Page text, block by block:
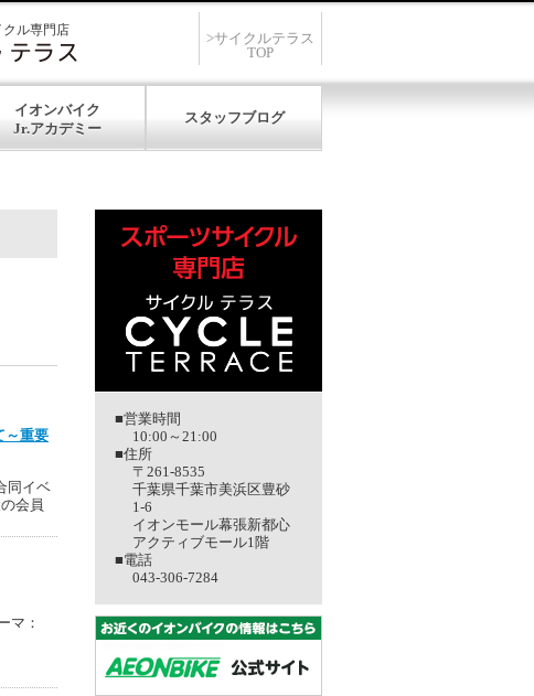
ル専門店
>サイクルテラス
TOP
イオンバイク スタッフブログ
～重要
同イベ
会員
マ：
■営業時間
10:00～21:00
■住所
〒261-8535
千葉県千葉市美浜区豊砂
1-6
イオンモール幕張新都心
アクティブモール1階
■電話
043-306-7284